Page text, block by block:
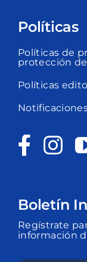
Políticas
Políticas de
protección
Políticas
Boletín
Regístrate
información